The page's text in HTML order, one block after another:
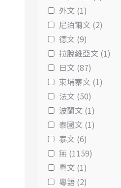
外文 (1)
尼泊爾文 (2)
德文 (9)
拉脫維亞文 (1)
日文 (87)
柬埔寨文 (1)
法文 (50)
波蘭文 (1)
泰國文 (1)
泰文 (6)
無 (1159)
粵文 (1)
粵語 (2)